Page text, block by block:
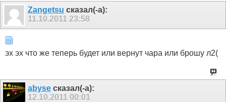
Zangetsu сказал(-а):
11.10.2011 23:58
эх эх что же теперь будет или вернут чара или брошу л2(
abyse сказал(-а):
12.10.2011 00:01